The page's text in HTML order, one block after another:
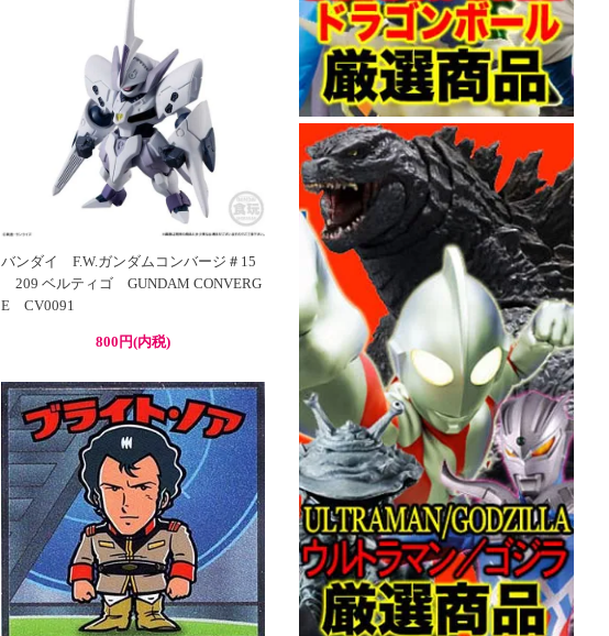
バンダイ F.W.ガンダムコンバージ＃15
209 ベルティゴ GUNDAM CONVERG
E CV0091
800円(内税)